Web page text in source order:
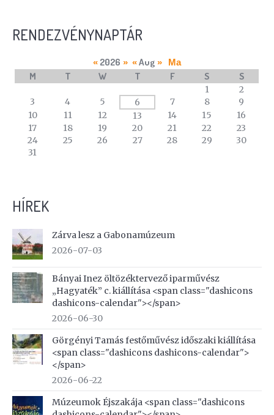
RENDEZVÉNYNAPTÁR
calendar
events
« 2026 » « Aug » Ma
M T W T F S S
1
2
3
4 5 6 7 8
9
10
11 12 13 14 15
16
17
18 19 20 21 22
23
24
25 26 27 28 29
30
31
HÍREK
Zárva lesz a Gabonamúzeum
2026-07-03
Bányai Inez öltözéktervező iparművész
„Hagyaték” c. kiállítása <span class="dashicons
dashicons-calendar"></span>
2026-06-30
Görgényi Tamás festőművész időszaki kiállítása
<span class="dashicons dashicons-calendar">
</span>
2026-06-22
Múzeumok Éjszakája <span class="dashicons